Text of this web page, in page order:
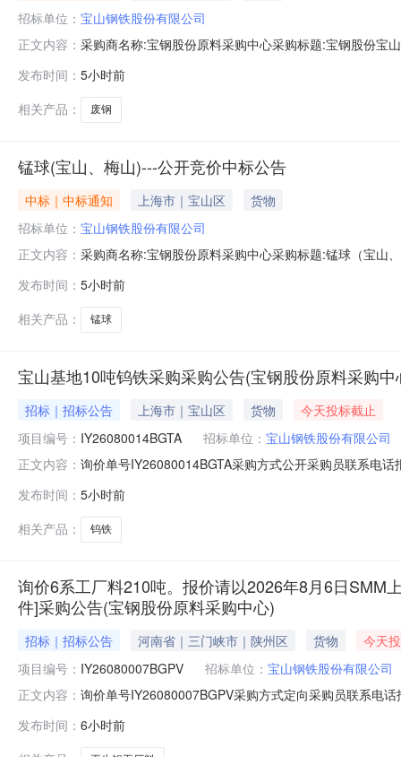
招标单位： 宝山钢铁股份有限公司
正文内容： 采购商名称:宝钢股份原料采购中心采购标题:宝钢股份宝
发布时间： 5小时前
相关产品：
废钢
锰球(宝山、梅山)---公开竞价中标公告
中标｜中标通知 上海市｜宝山区
货物
招标单位： 宝山钢铁股份有限公司
正文内容： 采购商名称:宝钢股份原料采购中心采购标题:锰球（宝山
发布时间： 5小时前
相关产品：
锰球
宝山基地10吨钨铁采购采购公告(宝钢股份原料采购中
招标｜招标公告 上海市｜宝山区 货物
今天投标截止
项目编号： IY26080014BGTA 招标单位： 宝山钢铁股份有限公司
正文内容： 询价单号IY26080014BGTA采购方式公开采购员联系电
保证金额度：300000.0元三、商务条款：定价说明：湿
发布时间： 5小时前
相关产品：
钨铁
询价6系工厂料210吨。报价请以2026年8月6日SMM
件]采购公告(宝钢股份原料采购中心)
招标｜招标公告 河南省｜三门峡市｜陕州区 货物
今天
项目编号： IY26080007BGPV 招标单位： 宝山钢铁股份有限公司
正文内容： 询价单号IY26080007BGPV采购方式定向采购员联系电
度：0.0元三、商务条款：定价说明：湿公吨。限价类别
发布时间： 6小时前